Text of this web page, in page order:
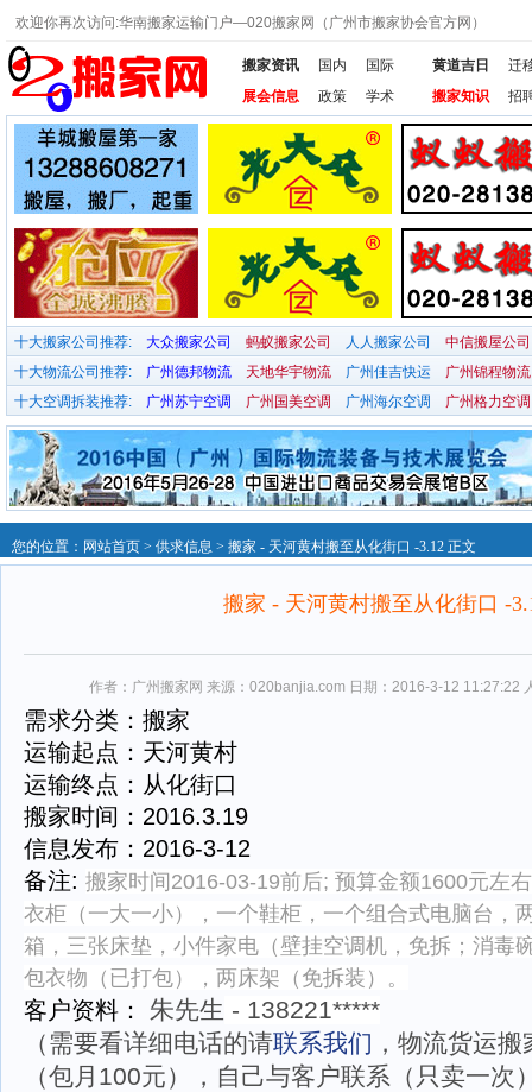
欢迎你再次访问:华南搬家运输门户—020搬家网（广州市搬家协会官方网）
搬家资讯 国内
国际
展会信息
政策 学术
黄道吉日
迁
搬家知识
招
十大搬家公司推荐: 大众搬家公司 蚂蚁搬家公司 人人搬家公司
中信搬屋公司
十大物流公司推荐:
广州德邦物流 天地华宇物流 广州佳吉快运
广州锦程物流
十大空调拆装推荐:
广州苏宁空调 广州国美空调 广州海尔空调 广州格力空调
您的位置： 网站首页 > 供求信息 > 搬家 - 天河黄村搬至从化街口 -3.12 正文
搬家 - 天河黄村搬至从化街口 -
作者：广州搬家网 来源：020banjia.com 日期：2016-3-12 11:27:22
需求分类：搬家
运输起点：天河黄村
运输终点：从化街口
搬家时间：2016.3.19
信息发布：2016-3-12
备注: 搬家时间2016-03-19前后; 预算金额1600元左
衣柜（一大一小），一个鞋柜，一个组合式电脑台，
箱，三张床垫，小件家电（壁挂空调机，免拆；消毒
包衣物（已打包），两床架（免拆装）。
客户资料： 朱先生 - 138221*****
（需要看详细电话的请联系我们 ， 物流货运搬
（包月100元），自己与客户联系（只卖一次